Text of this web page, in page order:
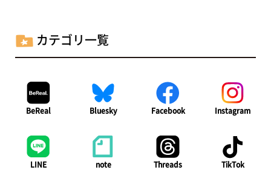
カテゴリ一覧
BeReal Bluesky Facebook Instagram
LINE note Threads TikTok